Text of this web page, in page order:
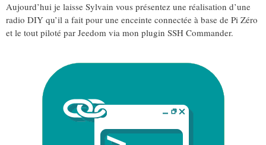
Aujourd’hui je laisse Sylvain vous présentez une réalisation d’une
radio DIY qu’il a fait pour une enceinte connectée à base de Pi Zéro
et le tout piloté par Jeedom via mon plugin SSH Commander.